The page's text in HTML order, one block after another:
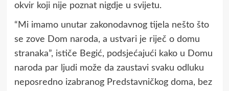
okvir koji nije poznat nigdje u svijetu.
“Mi imamo unutar zakonodavnog tijela nešto što
se zove Dom naroda, a ustvari je riječ o domu
stranaka”, ističe Begić, podsjećajući kako u Domu
naroda par ljudi može da zaustavi svaku odluku
neposredno izabranog Predstavničkog doma, bez